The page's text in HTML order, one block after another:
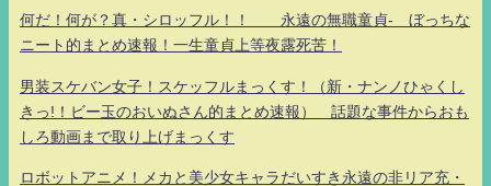
何だ！何が？真・シロッフル！！ 永遠の無職童貞- ぼっちな
ニート的まとめ速報！一生童貞上等夜露死苦！
男装スケバン女子！スケッフルまっくす！（新・ナンノひゃくし
きっ!！ビー玉のおいぬさん的まとめ速報） 話題な事件からおも
しろ動画まで取り上げまっくす
ロボットアニメ！メカと美少女キャラだいすき永遠の非リア充・